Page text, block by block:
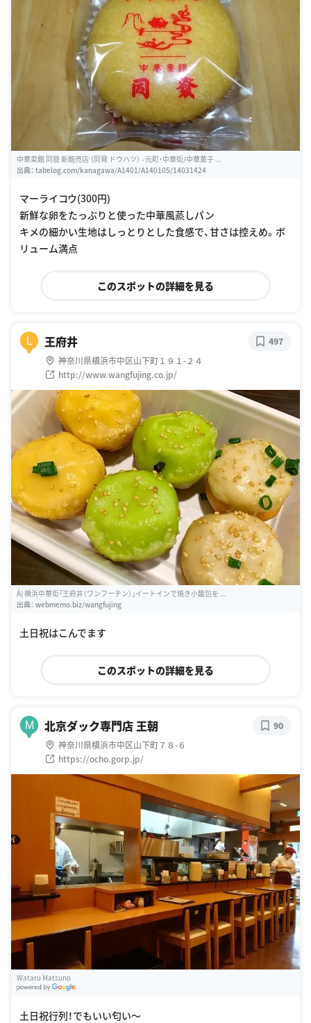
中華菜館 同發 新館売店 （同発 ドウハツ） - 元町・中華街/中華菓子 ...
出典： tabelog.com/kanagawa/A1401/A140105/14031424
マーライコウ(300円)
新鮮な卵をたっぷりと使った中華風蒸しパン
キメの細かい生地はしっとりとした食感で、甘さは控えめ。ボ
リューム満点
このスポットの詳細を見る
L 王府井
神奈川県横浜市中区山下町１９１-２４
http://www.wangfujing.co.jp/
497
Å] 横浜中華街「王府井（ワンフーチン）」イートインで焼き小籠包を ...
出典： webmemo.biz/wangfujing
土日祝はこんでます
このスポットの詳細を見る
M 北京ダック専門店 王朝
神奈川県横浜市中区山下町７８-６
https://ocho.gorp.jp/
90
Wataru Matsuno
土日祝行列！でもいい匂い〜